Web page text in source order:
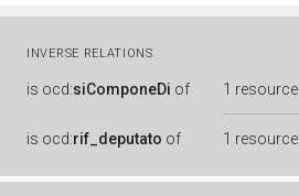
INVERSE RELATIONS
is ocd:siComponeDi of 1 resource
is ocd:rif_deputato of 1 resource